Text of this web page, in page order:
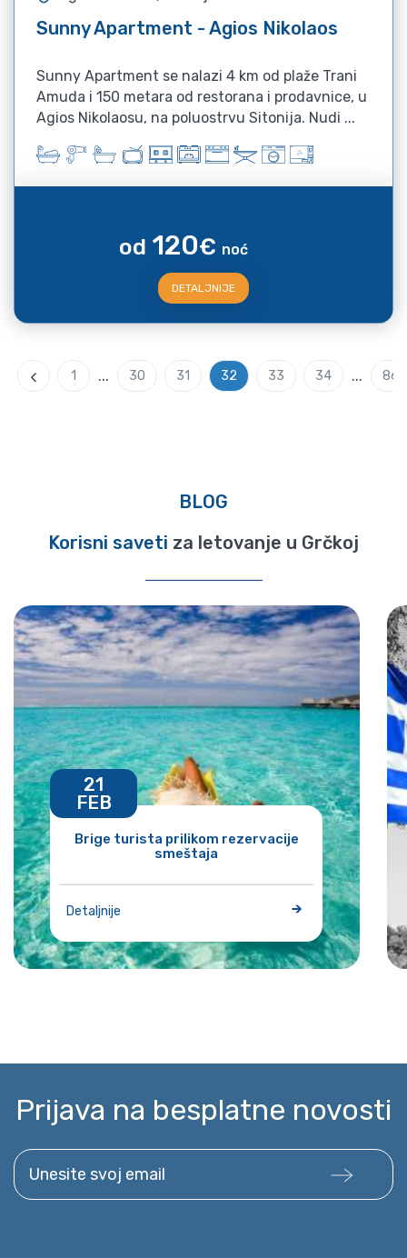
Sunny Apartment - Agios Nikolaos
Sunny Apartment se nalazi 4 km od plaže Trani
Amuda i 150 metara od restorana i prodavnice, u
Agios Nikolaosu, na poluostrvu Sitonija. Nudi ...
od 120€ noć
DETALJNIJE
Previous
1 ... 30 31 32 33 34 ... 86
BLOG
Korisni saveti za letovanje u Grčkoj
Brige turista prilikom rezervacije
smeštaja
Detaljnije
21
FEB
Prijava na besplatne novosti
Unesite svoj email